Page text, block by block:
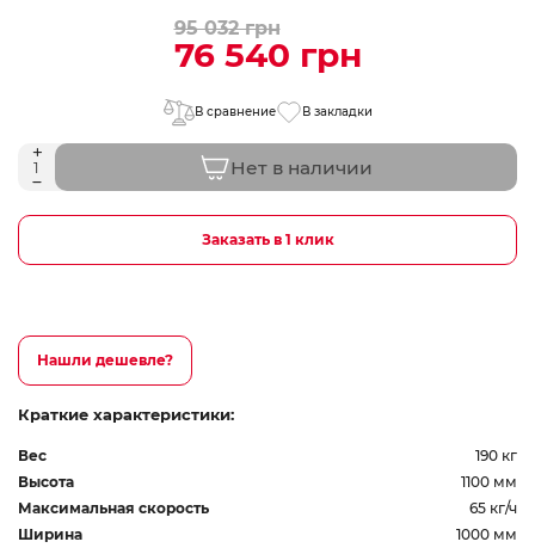
95 032 грн
76 540 грн
В сравнение В закладки
Нет в наличии
Заказать в 1 клик
Нашли дешевле?
Краткие характеристики:
Вес
190 кг
Высота
1100 мм
Максимальная скорость
65 кг/ч
Ширина
1000 мм